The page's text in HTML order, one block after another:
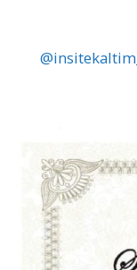
@insitekaltim_